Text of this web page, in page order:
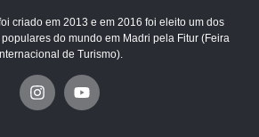
criado em 2013 e em 2016 foi eleito um dos
do mundo em Madri pela Fitur (Feira
Internacional de Turismo).